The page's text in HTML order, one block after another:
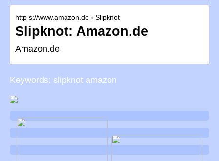
http s://www.amazon.de › Slipknot
Slipknot: Amazon.de
Amazon.de
Keywords: slipknot amazon